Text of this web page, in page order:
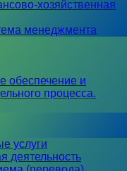
хозяйственная
менеджмента
обеспечение и
процесса.
услуги
деятельность